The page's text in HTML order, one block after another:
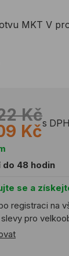
MKT V
Kč
Kčs DPH
do 48 hodin
se a
registraci na
slevy pro